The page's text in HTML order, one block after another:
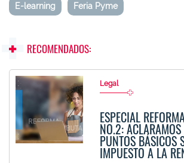
E-learning Feria Pyme
RECOMENDADOS:
Legal
ESPECIAL
NO.2:
PUNTOS BÁSICOS
IMPUESTO A LA